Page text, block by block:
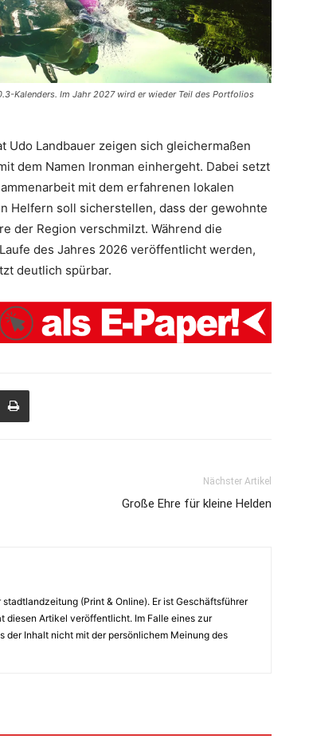
Kalenders. Im Jahr 2027 wird er wieder Teil des Portfolios
Landbauer zeigen sich gleichermaßen
dem Namen Ironman einhergeht. Dabei setzt
mit dem erfahrenen lokalen
Helfern soll sicherstellen, dass der gewohnte
der Region verschmilzt. Während die
des Jahres 2026 veröffentlicht werden,
deutlich spürbar.
Nächster Artikel
Große Ehre für kleine Helden
(Print & Online). Er ist Geschäftsführer
diesen Artikel veröffentlicht. Im Falle eines zur
der Inhalt nicht mit der persönlichem Meinung des